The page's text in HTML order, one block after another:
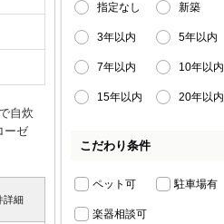
自炊
ーゼ
詳細
指定なし 新築
3年以内 5年以内
7年以内 10年以内
15年以内 20年以内
こだわり条件
ペット可 駐車場有
楽器相談可